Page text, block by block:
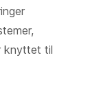
knyttet til